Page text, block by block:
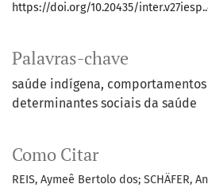
Palavras-chave
saúde indígena
determinantes sociais da saúde
Como Citar
REIS, Aymeê Bertolo dos; SCHÄFER,
https://doi.org/10.20435/